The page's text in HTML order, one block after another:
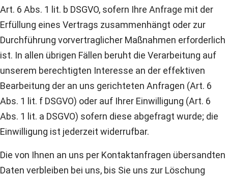
Art. 6 Abs. 1 lit. b DSGVO, sofern Ihre Anfrage mit der
Erfüllung eines Vertrags zusammenhängt oder zur
Durchführung vorvertraglicher Maßnahmen erforderlich
ist. In allen übrigen Fällen beruht die Verarbeitung auf
unserem berechtigten Interesse an der effektiven
Bearbeitung der an uns gerichteten Anfragen (Art. 6
Abs. 1 lit. f DSGVO) oder auf Ihrer Einwilligung (Art. 6
Abs. 1 lit. a DSGVO) sofern diese abgefragt wurde; die
Einwilligung ist jederzeit widerrufbar.
Die von Ihnen an uns per Kontaktanfragen übersandten
Daten verbleiben bei uns, bis Sie uns zur Löschung